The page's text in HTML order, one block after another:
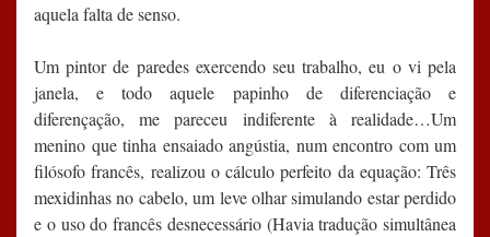
aquela falta de senso.
Um pintor de paredes exercendo seu trabalho, eu o vi pela
janela, e todo aquele papinho de diferenciação e
diferençação, me pareceu indiferente à realidade…Um
menino que tinha ensaiado angústia, num encontro com um
filósofo francês, realizou o cálculo perfeito da equação: Três
mexidinhas no cabelo, um leve olhar simulando estar perdido
e o uso do francês desnecessário (Havia tradução simultânea